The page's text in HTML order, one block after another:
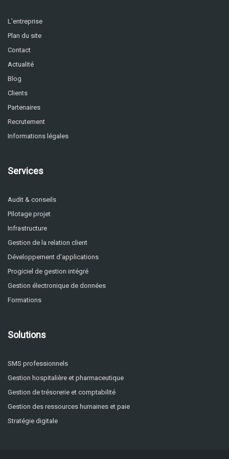
L’entreprise
Plan du site
Contact
Actualité
Blog
Clients
Partenaires
Recrutement
Informations légales
Services
Audit & conseils
Pilotage projet
Infrastructure
Gestion de la relation client
Développement d’applications
Progiciel de gestion intégré
Gestion électronique de données
Formations
Solutions
SMS professionnels
Gestion hospitalière et pharmaceutique
Gestion de trésorerie et comptabilité
Gestion des ressources humaines et paie
Stratégie digitale